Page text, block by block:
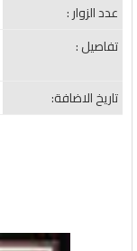
عدد الزوار :
تفاصيل :
تاريخ الاضافة: